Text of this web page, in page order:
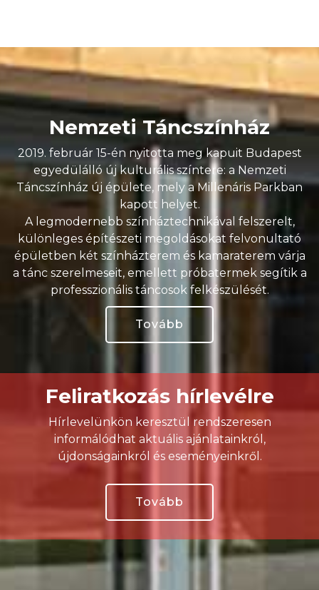
Nemzeti Táncszínház
2019. február 15-én nyitotta meg kapuit Budapest
egyedülálló új kulturális színtere: a Nemzeti
Táncszínház új épülete, mely a Millenáris Parkban
kapott helyet.
A legmodernebb színháztechnikával felszerelt,
különleges építészeti megoldásokat felvonultató
épületben két színházterem és kamaraterem várja
a tánc szerelmeseit, emellett próbatermek segítik a
professzionális táncosok felkészülését.
Tovább
Feliratkozás hírlevélre
Hírlevelünkön keresztül rendszeresen
informálódhat aktuális ajánlatainkról,
újdonságainkról és eseményeinkről.
Tovább